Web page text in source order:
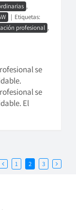
,
| Etiquetas:
profesional ,
se
se
El
1 2 3